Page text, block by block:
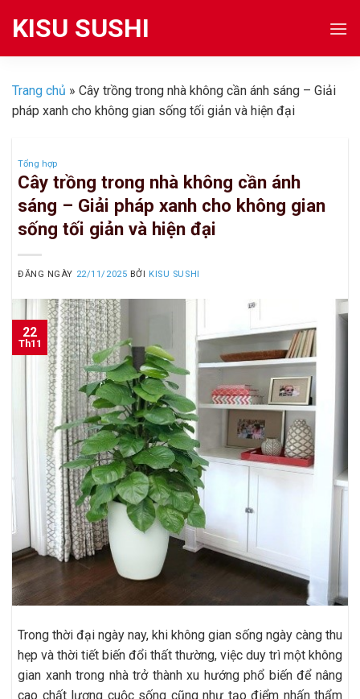
KISU SUSHI
Trang chủ » Cây trồng trong nhà không cần ánh sáng – Giải
pháp xanh cho không gian sống tối giản và hiện đại
Tổng hợp
Cây trồng trong nhà không cần ánh
sáng – Giải pháp xanh cho không gian
sống tối giản và hiện đại
ĐĂNG NGÀY 22/11/2025 BỞI KISU SUSHI
22
Th11
Trong thời đại ngày nay, khi không gian sống ngày càng thu
hẹp và thời tiết biến đổi thất thường, việc duy trì một không
gian xanh trong nhà trở thành xu hướng phổ biến để nâng
cao chất lượng cuộc sống cũng như tạo điểm nhấn thẩm